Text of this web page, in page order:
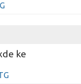
ke